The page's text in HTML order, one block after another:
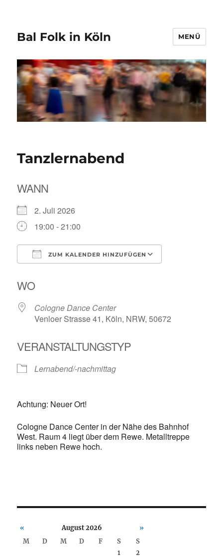
Bal Folk in Köln MENÜ
Tanzlernabend
WANN
2. Juli 2026
19:00 - 21:00
ZUM KALENDER HINZUFÜGEN
WO
Cologne Dance Center
Venloer Strasse 41, Köln, NRW, 50672
VERANSTALTUNGSTYP
Lernabend/-nachmittag
Achtung: Neuer Ort!
Cologne Dance Center in der Nähe des Bahnhof
West. Raum 4 liegt über dem Rewe. Metalltreppe
links neben Rewe hoch.
« August 2026
»
M
D M D F S
S
1
2